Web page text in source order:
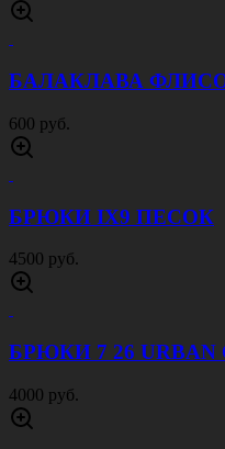
БАЛАКЛАВА
600 руб.
БРЮКИ IX9 ПЕСОК
4500 руб.
БРЮКИ 7 26
4000 руб.